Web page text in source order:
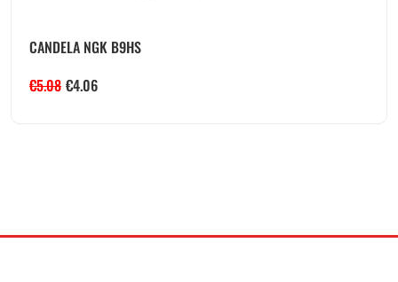
CANDELA NGK B9HS
€5.08 €4.06